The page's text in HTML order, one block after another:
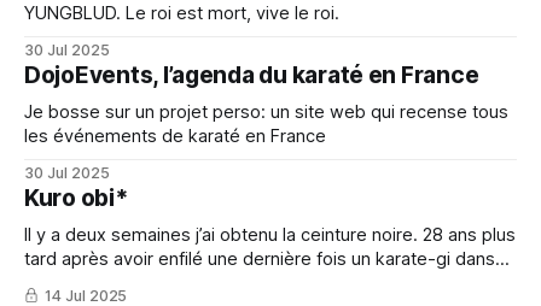
YUNGBLUD. Le roi est mort, vive le roi.
30 Jul 2025
DojoEvents, l’agenda du karaté en France
Je bosse sur un projet perso: un site web qui recense tous
les événements de karaté en France
30 Jul 2025
Kuro obi*
Il y a deux semaines j’ai obtenu la ceinture noire. 28 ans plus
tard après avoir enfilé une dernière fois un karate-gi dans
ma vie d’ado.
14 Jul 2025